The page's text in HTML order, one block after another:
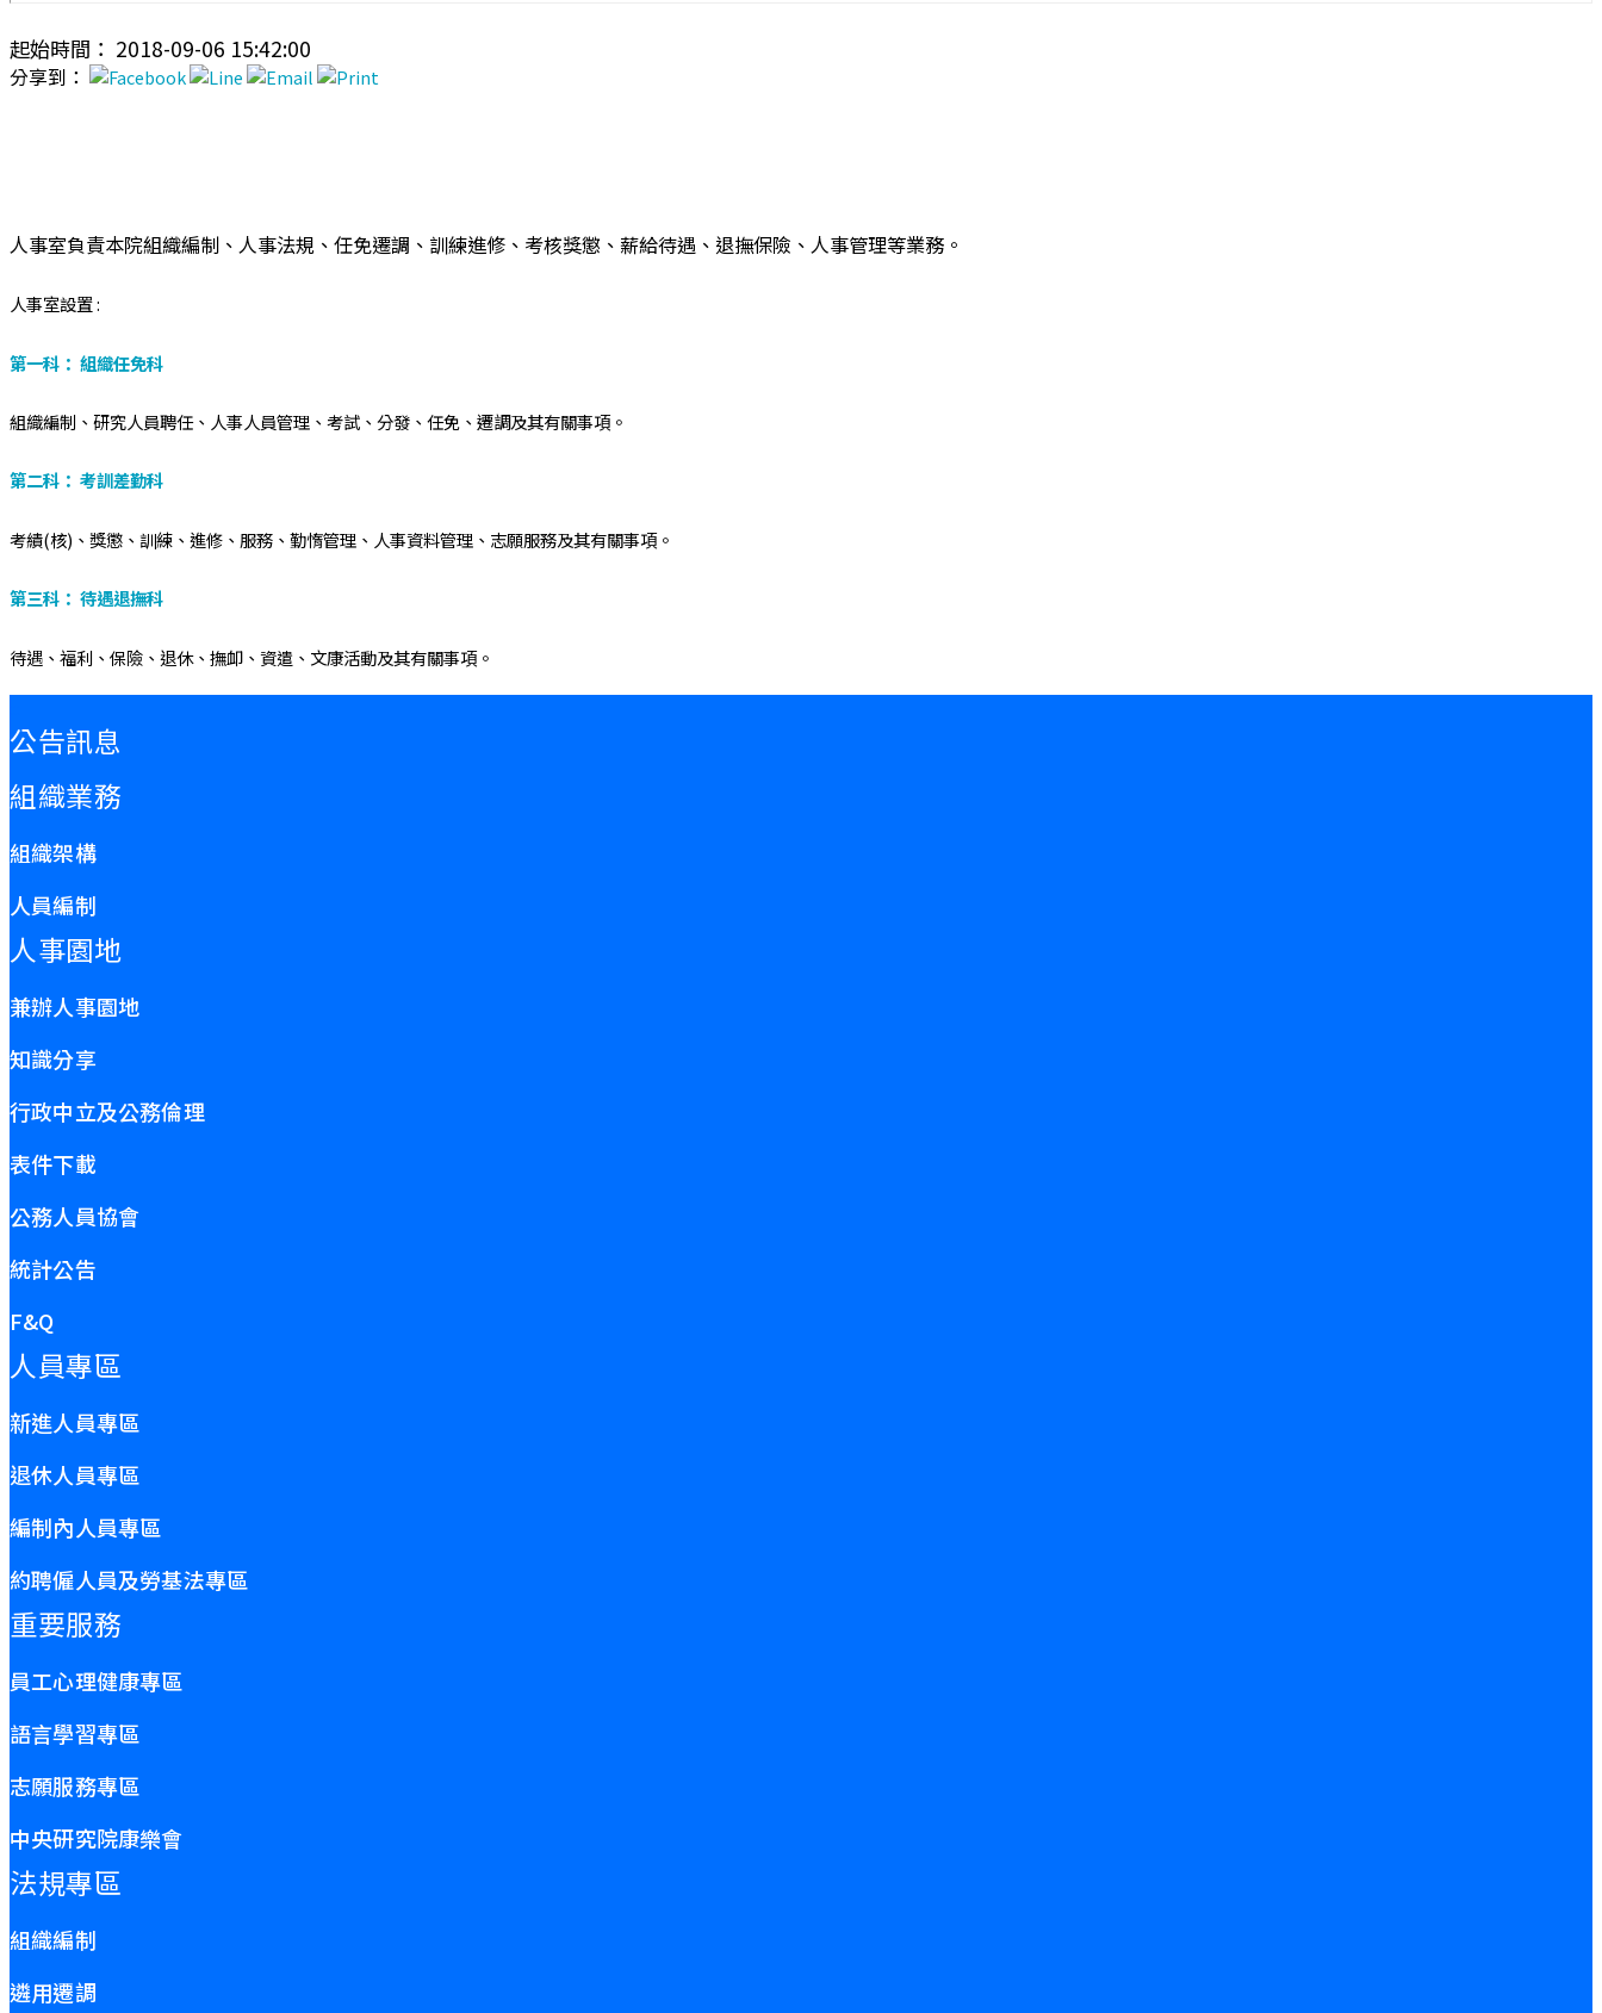
起始時間： 2018-09-06 15:42:00
分享到：
人事室負責本院組織編制、人事法規、任免遷調、訓練進修、考核獎懲、薪給待遇、退撫保險、人事管理等業務。
人事室設置 :
第一科： 組織任免科
組織編制、研究人員聘任、人事人員管理、考試、分發、任免、遷調及其有關事項。
第二科： 考訓差勤科
考績(核)、獎懲、訓練、進修、服務、勤惰管理、人事資料管理、志願服務及其有關事項。
第三科： 待遇退撫科
待遇、福利、保險、退休、撫卹、資遣、文康活動及其有關事項。
公告訊息
組織業務
組織架構
人員編制
人事園地
兼辦人事園地
知識分享
行政中立及公務倫理
表件下載
公務人員協會
統計公告
F&Q
人員專區
新進人員專區
退休人員專區
編制內人員專區
約聘僱人員及勞基法專區
重要服務
員工心理健康專區
語言學習專區
志願服務專區
中央研究院康樂會
法規專區
組織編制
遴用遷調